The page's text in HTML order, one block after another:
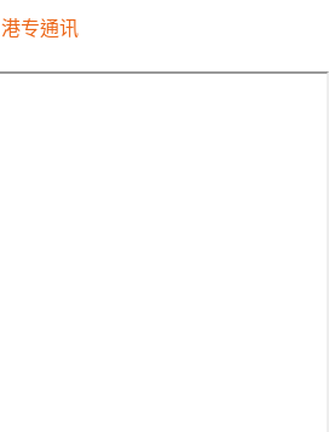
港专通讯